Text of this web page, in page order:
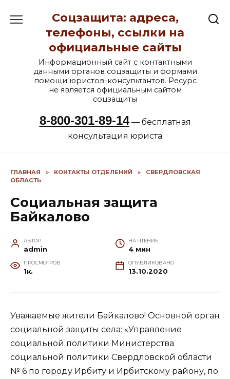
содержанию
Соцзащита: адреса,
телефоны, ссылки на
официальные сайты
Информационный сайт с контактными
данными органов соцзащиты и формами
помощи юристов-консультантов. Ресурс
не является официальным сайтом
соцзащиты
8-800-301-89-14— бесплатная
консультация юриста
ГЛАВНАЯ » КОНТАКТЫ ОТДЕЛЕНИЙ »
СВЕРДЛОВСКАЯ
ОБЛАСТЬ
Социальная защита
Байкалово
АВТОР
admin
НА ЧТЕНИЕ
4 мин
ПРОСМОТРОВ
1к.
ОПУБЛИКОВАНО
13.10.2020
Уважаемые жители Байкалово! Основной орган
социальной защиты села: «Управление
социальной политики Министерства
социальной политики Свердловской области
№ 6 по городу Ирбиту и Ирбитскому району, по